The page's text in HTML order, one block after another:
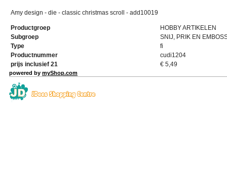
Amy design - die - classic christmas scroll - add10019
Productgroep
HOBBY ARTIKELEN
Subgroep
SNIJ, PRIK EN
Type
fi
Productnummer
cudi1204
prijs inclusief 21
€ 5,49
powered by myShop.com